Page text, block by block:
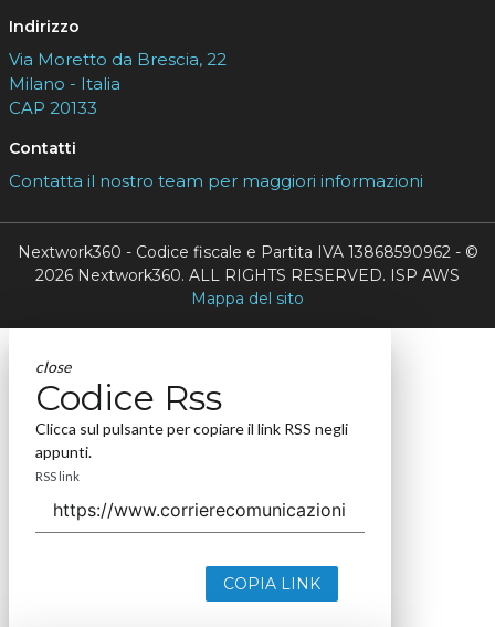
Indirizzo
Via Moretto da Brescia, 22
Milano - Italia
CAP 20133
Contatti
Contatta il nostro team per maggiori informazioni
Nextwork360 - Codice fiscale e Partita IVA 13868590962 - ©
2026 Nextwork360. ALL RIGHTS RESERVED. ISP AWS
Mappa del sito
close
Codice Rss
Clicca sul pulsante per copiare il link RSS negli
appunti.
RSS link
COPIA LINK